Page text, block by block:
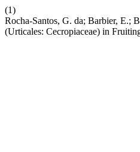
(1)
Rocha-Santos, G. da; Barbier, E.;
(Urticales: Cecropiaceae) in